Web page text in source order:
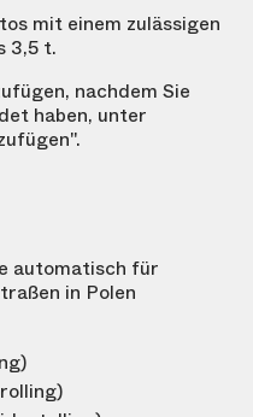
mit einem zulässigen
3,5 t.
nachdem Sie
haben, unter
automatisch für
in Polen